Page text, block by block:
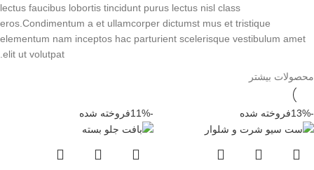
lectus faucibus lobortis tincidunt purus lectus nisl class
eros.Condimentum a et ullamcorper dictumst mus et tristique
elementum nam inceptos hac parturient scelerisque vestibulum amet
elit ut volutpat.
محصولات بیشتر
-13% فروخته شده -11% فروخته شده